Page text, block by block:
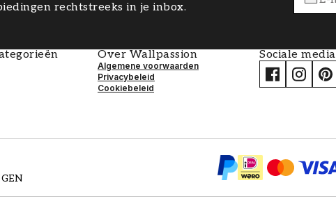
rechtstreeks in je inbox.
Over Wallpassion
Algemene voorwaarden
Privacybeleid
Cookiebeleid
Sociale media